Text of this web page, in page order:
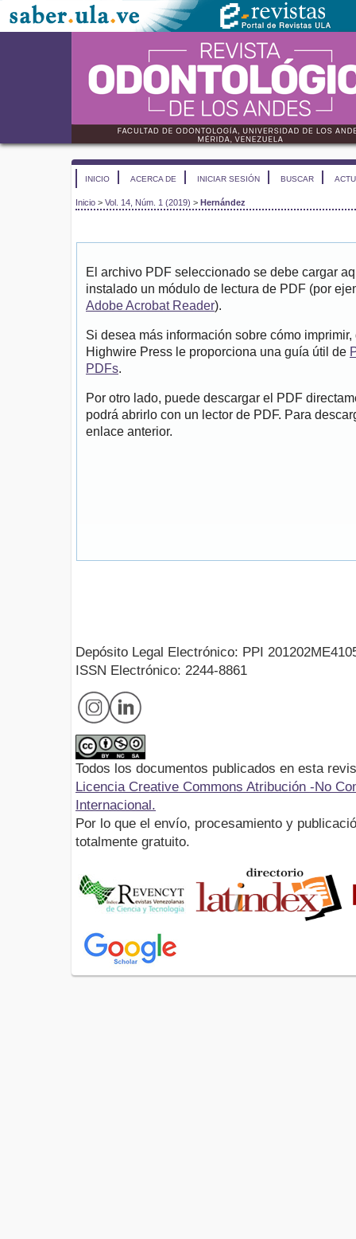
INICIO ACERCA DE INICIAR SESIÓN BUSCAR
Inicio > Vol. 14, Núm. 1 (2019) > Hernández
El archivo PDF seleccionado se debe cargar
instalado un módulo de lectura de PDF (por
Adobe Acrobat Reader).
Si desea más información sobre cómo
Highwire Press le proporciona una guía útil de
PDFs.
Por otro lado, puede descargar el PDF
podrá abrirlo con un lector de PDF. Para
enlace anterior.
Depósito Legal Electrónico: PPI
ISSN Electrónico: 2244-8861
Todos los documentos publicados en esta
Licencia Creative Commons Atribución -No
Internacional.
Por lo que el envío, procesamiento y
totalmente gratuito.